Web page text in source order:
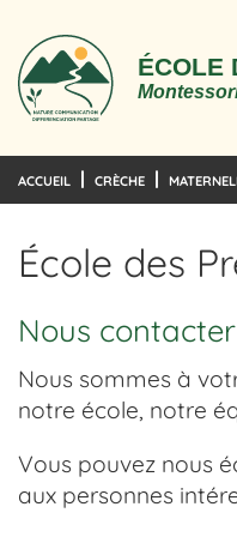
ÉCOLE
ACCUEIL CRÈCHE
École des
Nous contacter
Nous sommes à
notre école, notre
Vous pouvez nous
aux personnes